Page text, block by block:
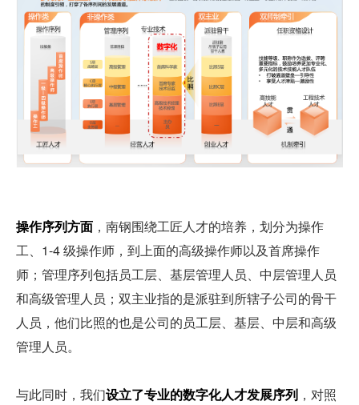
操作序列方面 ，南钢围绕工匠人才的培养，划分为操作
工、1-4 级操作师，到上面的高级操作师以及首席操作
师；管理序列包括员工层、基层管理人员、中层管理人员
和高级管理人员；双主业指的是派驻到所辖子公司的骨干
人员，他们比照的也是公司的员工层、基层、中层和高级
管理人员。
与此同时，我们设立了专业的数字化人才发展序列 ，对照